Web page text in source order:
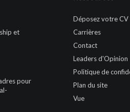
et
pour
Déposez votre CV
Carrières
Contact
Leaders d'Opinion
Politique de
Plan du site
Vue